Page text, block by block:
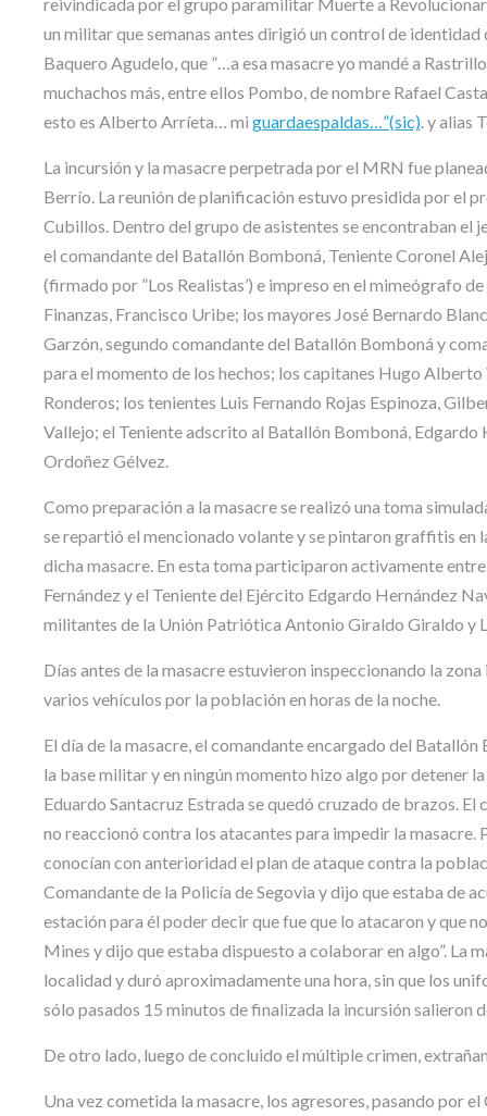
un militar que semanas antes dirigió un control de
Baquero Agudelo, que ”…a esa masacre yo mandé a
muchachos más, entre ellos Pombo, de nombre Rafael
esto es Alberto Arríeta… mi guardaespaldas…”(sic). y alias
La incursión y la masacre perpetrada por el MRN fue
Berrío. La reunión de planificación estuvo presidida por el
Cubillos. Dentro del grupo de asistentes se encontraban el
el comandante del Batallón Bomboná, Teniente Coronel
(firmado por ”Los Realistas’) e impreso en el mimeógrafo
Finanzas, Francisco Uribe; los mayores José Bernardo
Garzón, segundo comandante del Batallón Bomboná y
para el momento de los hechos; los capitanes Hugo
Ronderos; los tenientes Luis Fernando Rojas Espinoza,
Vallejo; el Teniente adscrito al Batallón Bomboná,
Ordoñez Gélvez.
Como preparación a la masacre se realizó una toma
se repartió el mencionado volante y se pintaron graffitis en
dicha masacre. En esta toma participaron activamente
Fernández y el Teniente del Ejército Edgardo Hernández
militantes de la Unión Patriótica Antonio Giraldo Giraldo y
Días antes de la masacre estuvieron inspeccionando la
varios vehículos por la población en horas de la noche.
El día de la masacre, el comandante encargado del
la base militar y en ningún momento hizo algo por detener
Eduardo Santacruz Estrada se quedó cruzado de brazos.
no reaccionó contra los atacantes para impedir la
conocían con anterioridad el plan de ataque contra la
Comandante de la Policía de Segovia y dijo que estaba de
estación para él poder decir que fue que lo atacaron y que
Mines y dijo que estaba dispuesto a colaborar en algo”. La
localidad y duró aproximadamente una hora, sin que los
sólo pasados 15 minutos de finalizada la incursión salieron
De otro lado, luego de concluido el múltiple crimen,
Una vez cometida la masacre, los agresores, pasando por